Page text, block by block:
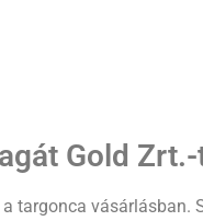
Gold
targonca vásárlásban.